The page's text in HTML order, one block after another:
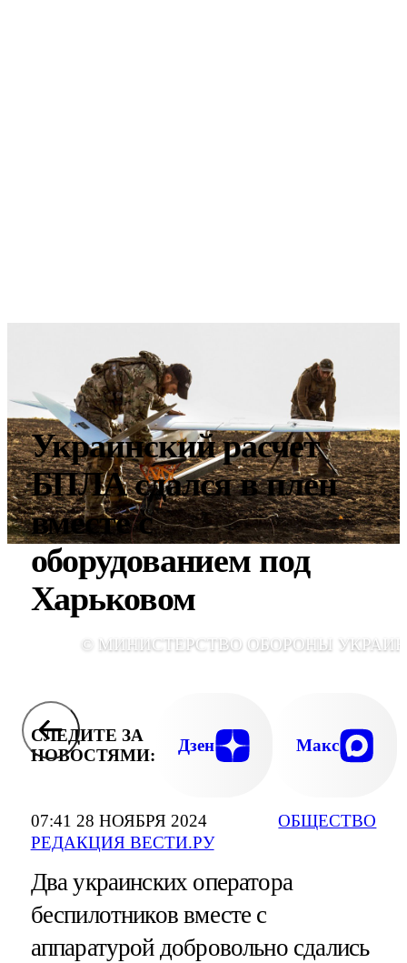
07:41 28 НОЯБРЯ 2024
РЕДАКЦИЯ ВЕСТИ.РУ
ОБЩЕСТВО
Украинский расчет
БПЛА сдался в плен
вместе с
оборудованием под
Харьковом
© МИНИСТЕРСТВО ОБОРОНЫ
СЛЕДИТЕ ЗА
НОВОСТЯМИ:
Дзен Макс
Два украинских оператора
беспилотников вместе с
аппаратурой добровольно сдались